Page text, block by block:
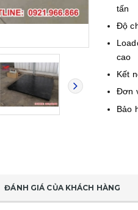
tấn
Độ
cao
Kết
Đơn
Bảo
ĐÁNH GIÁ CỦA KHÁCH HÀNG